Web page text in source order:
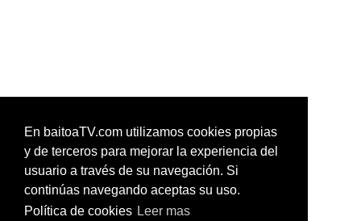
En baitoaTV.com utilizamos cookies propias
y de terceros para mejorar la experiencia del
usuario a través de su navegación. Si
continúas navegando aceptas su uso.
Política de cookies Leer mas